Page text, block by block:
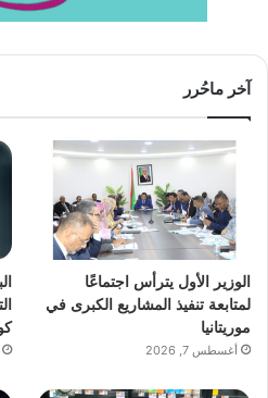
آخر ماحُرر
الوزير الأول يترأس اجتماعًا
لمتابعة تنفيذ المشاريع الكبرى في
موريتانيا
أغسطس 7, 2026